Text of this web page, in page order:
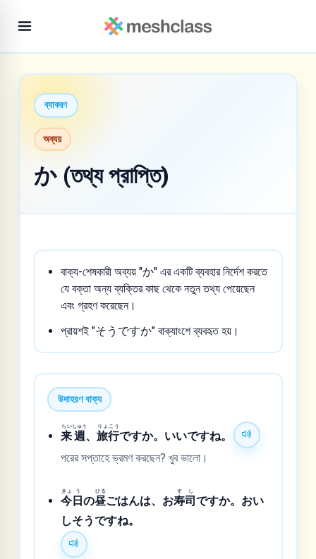
ব্যাকরণ
অব্যয়
か (তথ্য প্রাপ্তি)
বাক্য-শেষকারী অব্যয় "か" এর একটি ব্যবহার নির্দেশ করতে
যে বক্তা অন্য ব্যক্তির কাছ থেকে নতুন তথ্য পেয়েছেন
এবং গ্রহণ করেছেন।
প্রায়শই "そうですか" বাক্যাংশে ব্যবহৃত হয়।
উদাহরণ বাক্য
来
らい
週
しゅう
、旅
りょ
行
こう
ですか。いいですね。
পরের সপ্তাহে ভ্রমণ করছেন? খুব ভালো।
今
きょ
日
う
の昼
ひる
ごはんは、お寿
す
司
し
ですか。おい
しそうですね。